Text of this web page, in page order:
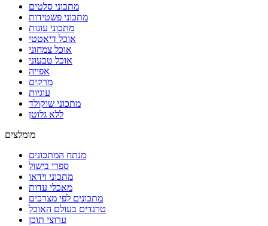
מתכוני סלטים
מתכוני פשטידות
מתכוני עוגות
אוכל דיאטטי
אוכל צמחוני
אוכל טבעוני
אפייה
מרקים
עוגיות
מתכוני שוקולד
ללא גלוטן
מומלצים
מנתח המתכונים
ספרי בישול
מתכוני וידאו
מאכלי עדות
מתכונים לפי מצרכים
טרנדים בעולם האוכל
ערוצי תוכן